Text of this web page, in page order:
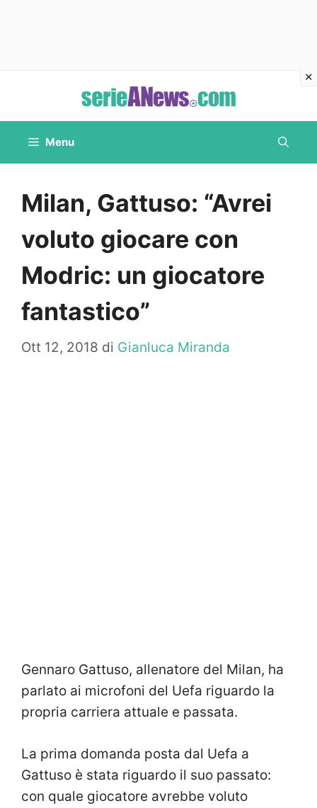
contenuto
Menu
Milan, Gattuso: “Avrei
voluto giocare con
Modric: un giocatore
fantastico”
Ott 12, 2018 di Gianluca Miranda
Gennaro Gattuso, allenatore del Milan, ha
parlato ai microfoni del Uefa riguardo la
propria carriera attuale e passata.
La prima domanda posta dal Uefa a
Gattuso è stata riguardo il suo passato:
con quale giocatore avrebbe voluto